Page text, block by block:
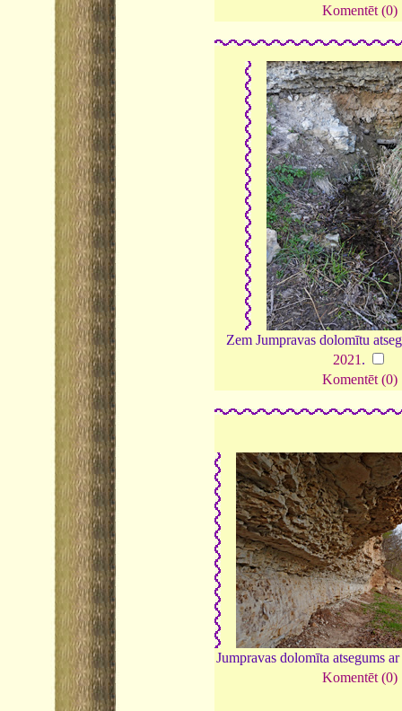
Komentēt (0)
Zem Jumpravas dolomītu
2021 .
Komentēt (0)
Jumpravas dolomīta atsegums
Komentēt (0)